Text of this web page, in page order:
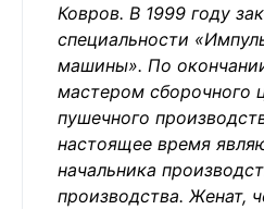
Ковров. В 1999 году
специальности
машины». По
мастером сборочного
пушечного
настоящее время
начальника
производства. Женат,